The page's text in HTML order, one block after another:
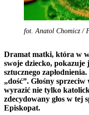
fot. Anatol Chomicz /
Dramat matki, która w
swoje dziecko, pokazuje
sztucznego
„dość”. Głośny
wyrazić nie tylko
zdecydowany głos w tej
Episkopat.